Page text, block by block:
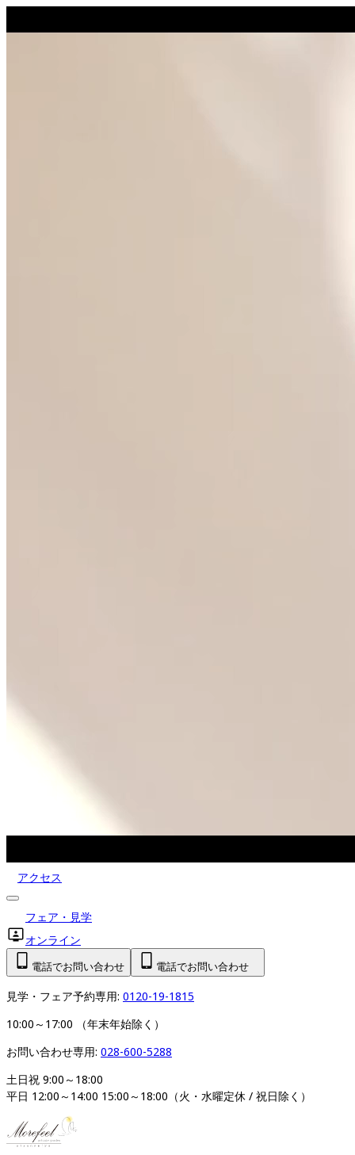
アクセス
フェア・見学
オンライン
電話でお問い合わせ 電話でお問い合わせ
見学・フェア予約専用: 0120-19-1815
10:00～17:00 （年末年始除く）
お問い合わせ専用: 028-600-5288
土日祝 9:00～18:00
平日 12:00～14:00 15:00～18:00（火・水曜定休 / 祝日除く）